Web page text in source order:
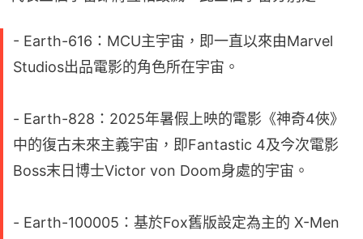
- Earth-616：MCU主宇宙，即一直以來由Marvel
Studios出品電影的角色所在宇宙。
- Earth-828：2025年暑假上映的電影《神奇4俠》
中的復古未來主義宇宙，即Fantastic 4及今次電影
Boss末日博士Victor von Doom身處的宇宙。
- Earth-100005：基於Fox舊版設定為主的 X-Men